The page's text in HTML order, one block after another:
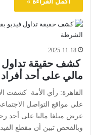
2025-11-18
كشف حقيقة تداول
مالي على أحد
القاهرة: رأي الأمة كشفت
على مواقع التواصل
عرض مبلغا ماليا على أحد